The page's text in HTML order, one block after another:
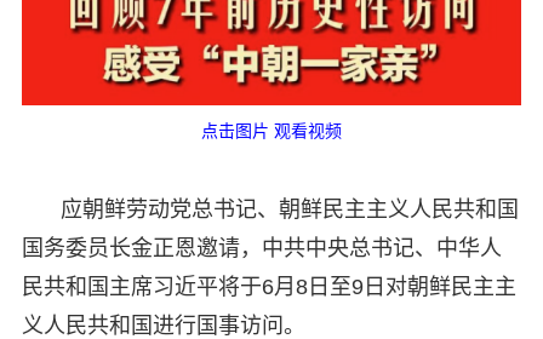
点击图片 观看视频
应朝鲜劳动党总书记、朝鲜民主主义人民共和国
国务委员长金正恩邀请，中共中央总书记、中华人
民共和国主席习近平将于6月8日至9日对朝鲜民主主
义人民共和国进行国事访问。